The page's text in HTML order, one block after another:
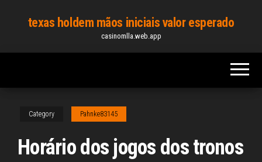
content
texas holdem mãos iniciais valor esperado
casinomlla.web.app
Category Pahnke83145
Horário dos jogos dos tronos